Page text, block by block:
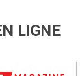
LIGNE